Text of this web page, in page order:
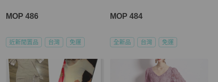
MOP 486
近新閒置品 台灣 免運
MOP 484
全新品 台灣 免運